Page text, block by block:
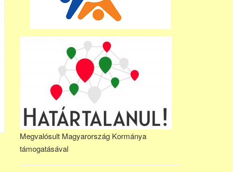
Megvalósult Magyarország Kormánya
támogatásával